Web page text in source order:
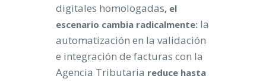
digitales homologadas, el
escenario cambia radicalmente: la
automatización en la validación
e integración de facturas con la
Agencia Tributaria reduce hasta